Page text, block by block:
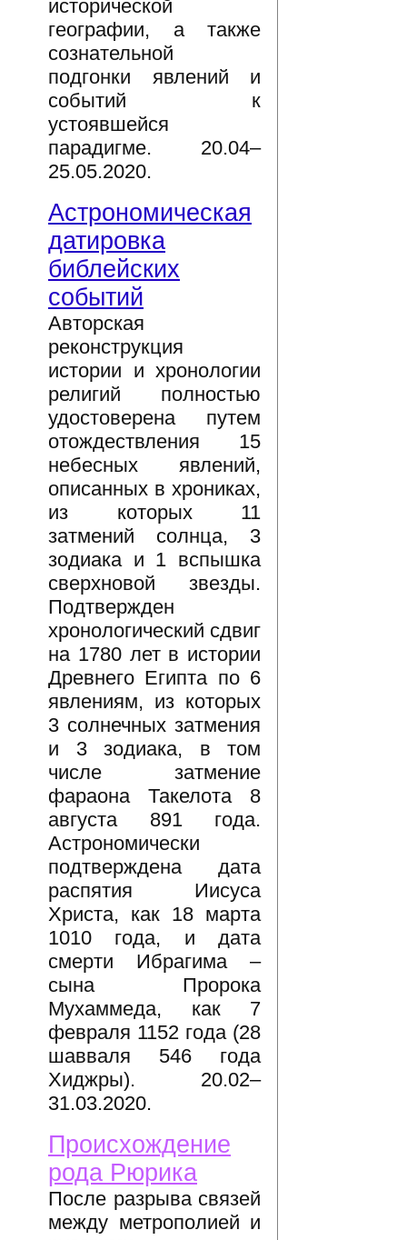
исторической
географии, а также
сознательной
подгонки явлений и
событий к
устоявшейся
парадигме. 20.04–
25.05.2020.
Астрономическая
датировка
библейских
событий
Авторская
реконструкция
истории и хронологии
религий полностью
удостоверена путем
отождествления 15
небесных явлений,
описанных в хрониках,
из которых 11
затмений солнца, 3
зодиака и 1 вспышка
сверхновой звезды.
Подтвержден
хронологический сдвиг
на 1780 лет в истории
Древнего Египта по 6
явлениям, из которых
3 солнечных затмения
и 3 зодиака, в том
числе затмение
фараона Такелота 8
августа 891 года.
Астрономически
подтверждена дата
распятия Иисуса
Христа, как 18 марта
1010 года, и дата
смерти Ибрагима –
сына Пророка
Мухаммеда, как 7
февраля 1152 года (28
шавваля 546 года
Хиджры). 20.02–
31.03.2020.
Происхождение
рода Рюрика
После разрыва связей
между метрополией и